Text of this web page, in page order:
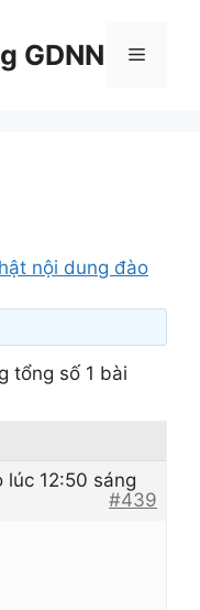
GDNN Menu
nội dung đào
tổng số 1 bài
12:50 sáng
#439